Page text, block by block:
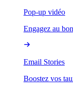
Pop-up vidéo
Engagez au
Email Stories
Boostez vos